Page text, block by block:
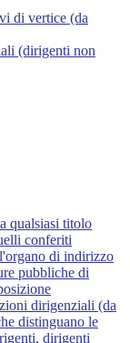
di vertice (da
(dirigenti non
qualsiasi titolo
conferiti
di indirizzo
pubbliche di
dirigenziali (da
distinguano le
dirigenti